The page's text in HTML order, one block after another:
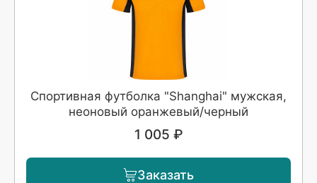
Спортивная футболка "Shanghai" мужская,
неоновый оранжевый/черный
1 005 ₽
Заказать